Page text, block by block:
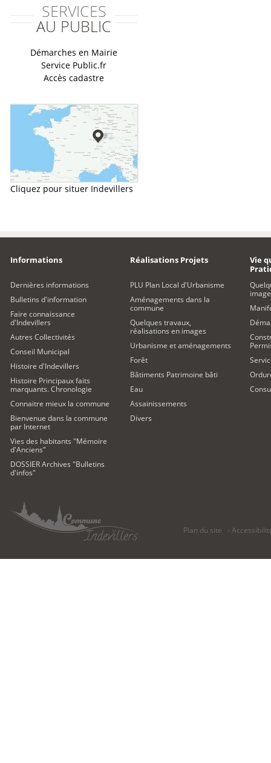
SERVICES
AU PUBLIC
Démarches en Mairie
Service Public.fr
Accès cadastre
Cliquez pour situer Indevillers
Informations
Dernières informations
Bulletins d'information
Faire connaissance
d'Indevillers
Autres Collectivités
Conseil Municipal
Histoire d'Indevillers
Histoire Principaux faits
marquants. Chronologie
Connaitre mieux la commune
Bienvenue dans la commune
par Internet
Vies des habitants "Mémoire
d'Anciens"
DOSSIER Archives "Bulletins
d'infos"
Réalisations Projets
PLU Plan Local d'Urbanisme
Aménagements dans la
commune
Quelques travaux,
réalisations en images
Urbanisme et aménagements
Forêt
Bâtiments Patrimoine bâti
Eau
Assainissements
Divers
Vie
Plan du site